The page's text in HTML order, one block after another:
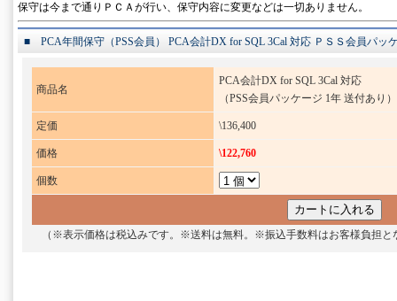
保守は今まで通りＰＣＡが行い、保守内容に変更などは一切ありません。
■ PCA年間保守（PSS会員） PCA会計DX for SQL 3Cal 対応 ＰＳＳ会員パッ
商品名
PCA会計DX for SQL 3Cal 対応
（PSS会員パッケージ 1年 送付あり）
定価 \136,400
価格 \122,760
個数
（※表示価格は税込みです。※送料は無料。※振込手数料はお客様負担と